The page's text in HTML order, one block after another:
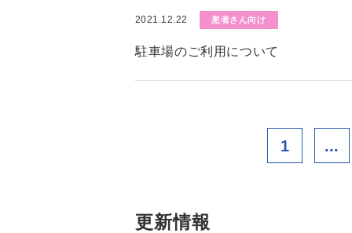
2021.12.22 患者さん向け
駐車場のご利用について
1 ...
更新情報